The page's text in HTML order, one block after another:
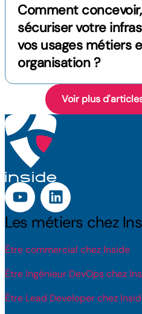
Comment
sécuriser votre
vos usages métiers
organisation ?
Voir plus
Les métiers chez
Être commercial chez Inside
Être Ingénieur DevOps chez
Être Lead Developer chez